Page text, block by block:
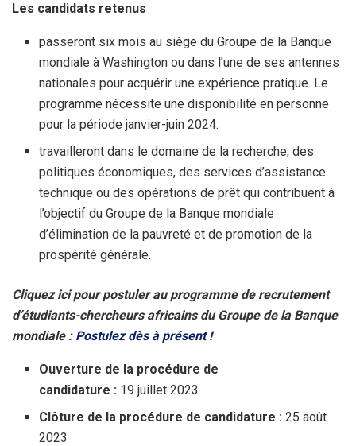
Les candidats retenus
passeront six mois au siège du Groupe de la Banque
mondiale à Washington ou dans l’une de ses antennes
nationales pour acquérir une expérience pratique. Le
programme nécessite une disponibilité en personne
pour la période janvier-juin 2024.
travailleront dans le domaine de la recherche, des
politiques économiques, des services d’assistance
technique ou des opérations de prêt qui contribuent à
l’objectif du Groupe de la Banque mondiale
d’élimination de la pauvreté et de promotion de la
prospérité générale.
Cliquez ici pour postuler au programme de recrutement
d’étudiants-chercheurs africains du Groupe de la Banque
mondiale : Postulez dès à présent !
Ouverture de la procédure de
candidature : 19 juillet 2023
Clôture de la procédure de candidature : 25 août
2023